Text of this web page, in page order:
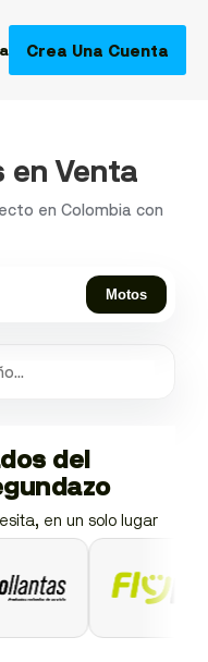
Crea Una Cuenta
en Venta
en Colombia con
Motos
del
en un solo lugar